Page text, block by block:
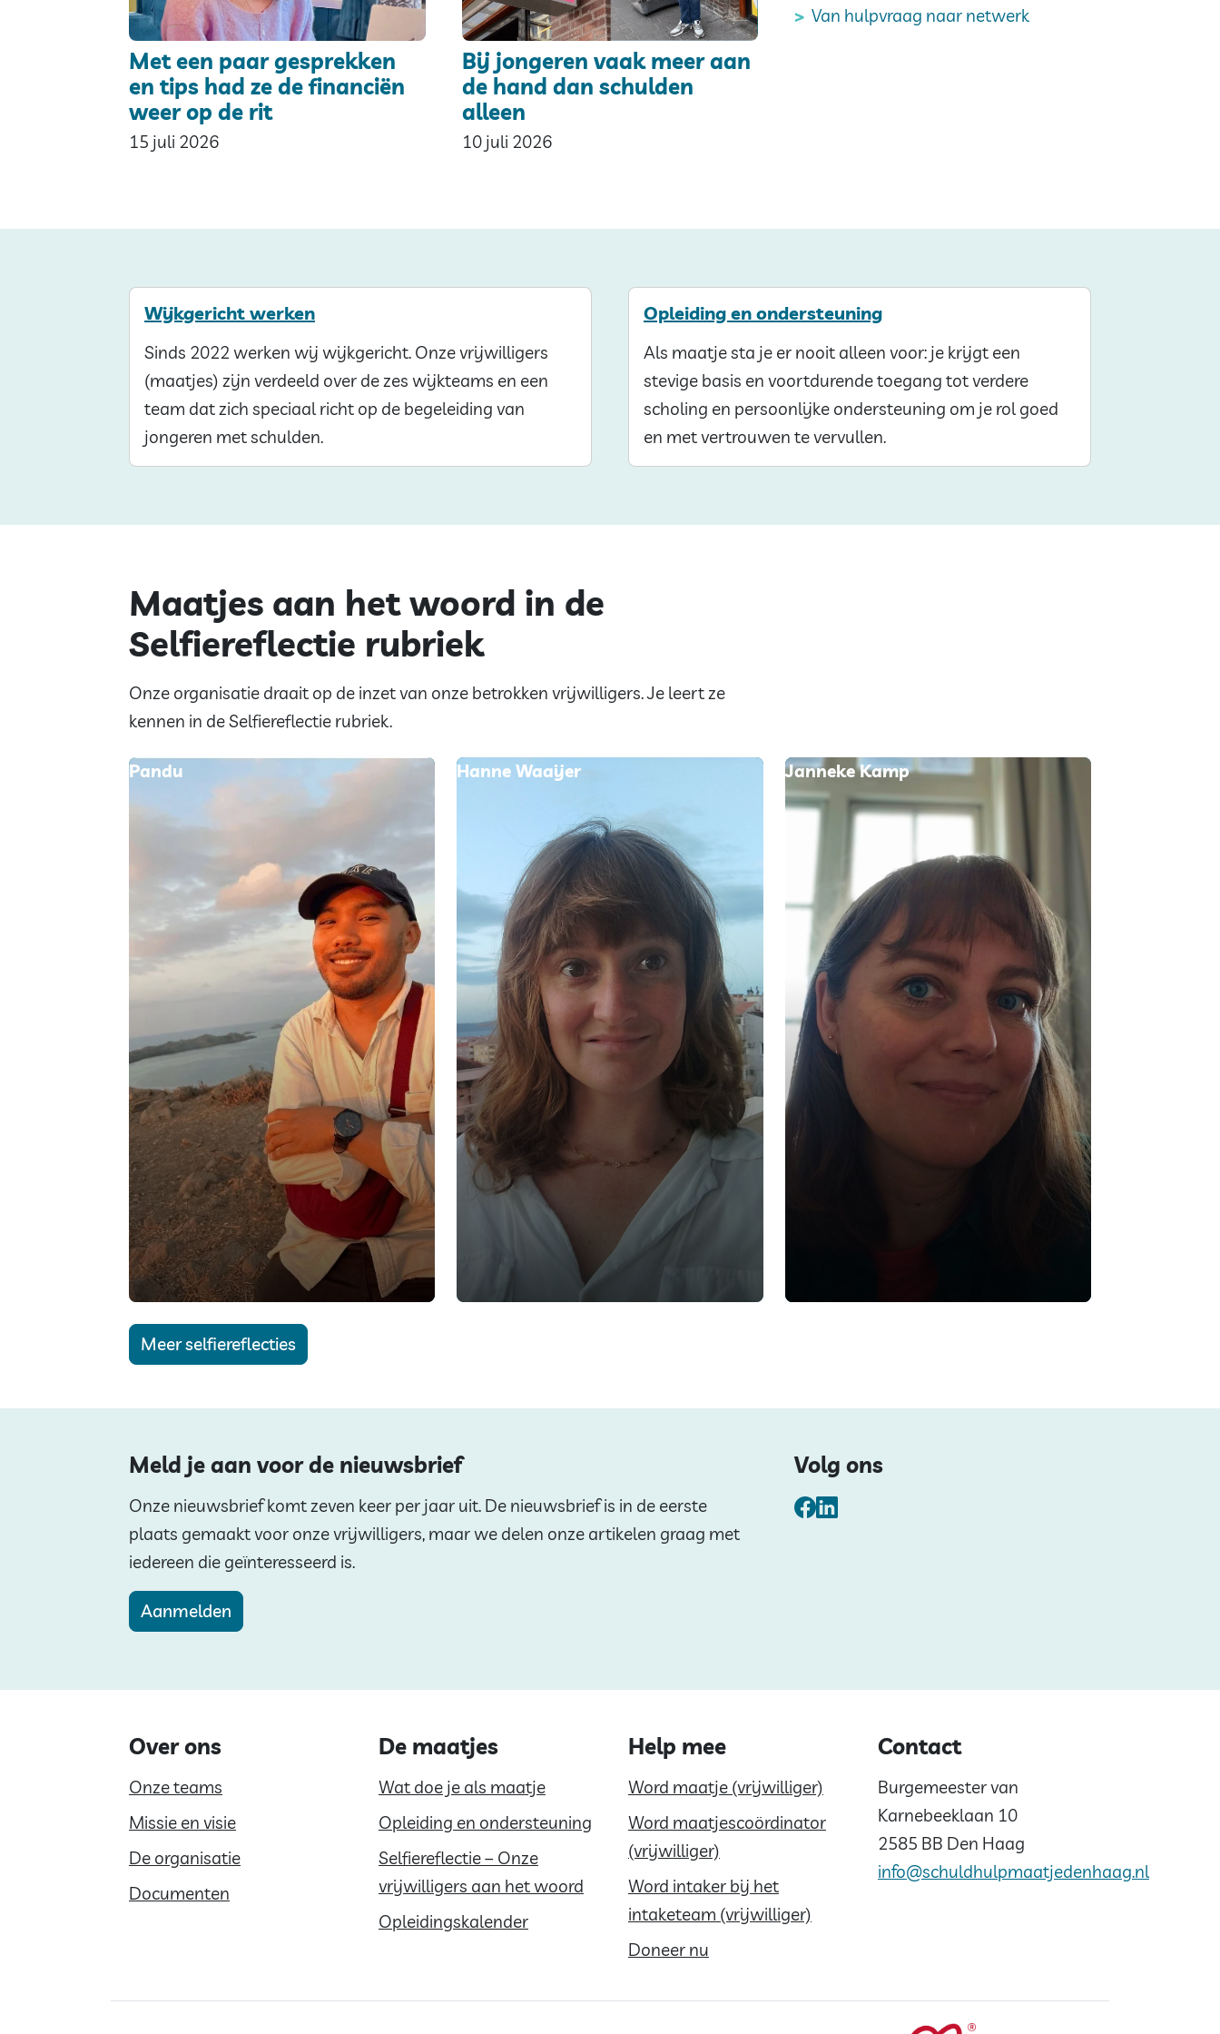
Met een paar gesprekken
en tips had ze de financiën
weer op de rit
15 juli 2026
Bij jongeren vaak meer aan
de hand dan schulden
alleen
10 juli 2026
Van hulpvraag naar netwerk
Wijkgericht werken
Sinds 2022 werken wij wijkgericht. Onze vrijwilligers
(maatjes) zijn verdeeld over de zes wijkteams en een
team dat zich speciaal richt op de begeleiding van
jongeren met schulden.
Opleiding en ondersteuning
Als maatje sta je er nooit alleen voor: je krijgt een
stevige basis en voortdurende toegang tot verdere
scholing en persoonlijke ondersteuning om je rol goed
en met vertrouwen te vervullen.
Maatjes aan het woord in de
Selfiereflectie rubriek
Onze organisatie draait op de inzet van onze betrokken vrijwilligers. Je leert ze
kennen in de Selfiereflectie rubriek.
Pandu Hanne Waaijer Janneke Kamp
Meer selfiereflecties
Meld je aan voor de nieuwsbrief
Onze nieuwsbrief komt zeven keer per jaar uit. De nieuwsbrief is in de eerste
plaats gemaakt voor onze vrijwilligers, maar we delen onze artikelen graag met
iedereen die geïnteresseerd is.
Aanmelden
Volg ons
Facebook
LinkedIn
Over ons
Onze teams
Missie en visie
De organisatie
Documenten
De maatjes
Wat doe je als maatje
Opleiding en ondersteuning
Selfiereflectie – Onze
vrijwilligers aan het woord
Opleidingskalender
Help mee
Word maatje (vrijwilliger)
Word maatjescoördinator
(vrijwilliger)
Word intaker bij het
intaketeam (vrijwilliger)
Doneer nu
Contact
Burgemeester van
Karnebeeklaan 10
2585 BB Den Haag
info@schuldhulpmaatjedenhaag.nl